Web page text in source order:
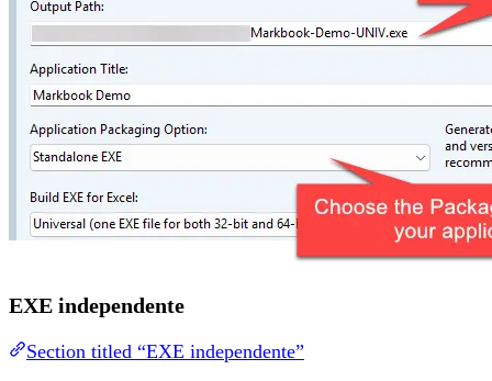
EXE independente
Section titled “EXE independente”